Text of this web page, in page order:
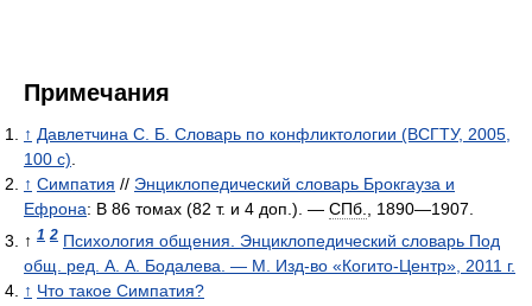
Примечания
↑ Давлетчина С. Б. Словарь по конфликтологии (ВСГТУ, 2005,
100 с).
↑ Симпатия // Энциклопедический словарь Брокгауза и
Ефрона: В 86 томах (82 т. и 4 доп.). — СПб., 1890—1907.
↑ 1 2 Психология общения. Энциклопедический словарь Под
общ. ред. А. А. Бодалева. — М. Изд-во «Когито-Центр», 2011 г.
↑ Что такое Симпатия?